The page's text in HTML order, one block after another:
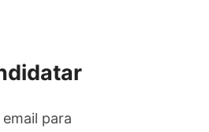
para